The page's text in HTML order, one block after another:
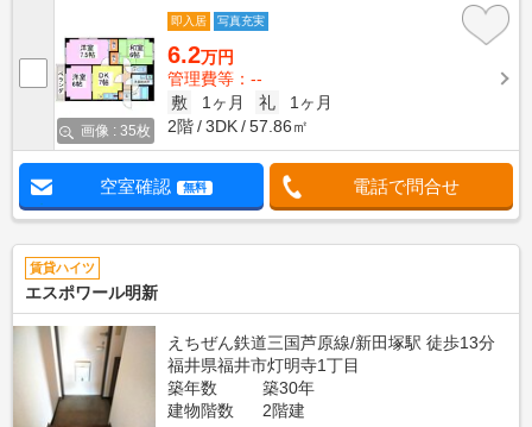
画像 : 35枚
即入居 写真充実
6.2万円
管理費等：--
敷
1ヶ月 礼
1ヶ月
2階
3DK 57.86㎡
空室確認 無料 電話で問合せ
賃貸ハイツ
エスポワール明新
えちぜん鉄道三国芦原線/新田塚駅 徒歩13分
福井県福井市灯明寺1丁目
築年数
築30年
建物階数
2階建